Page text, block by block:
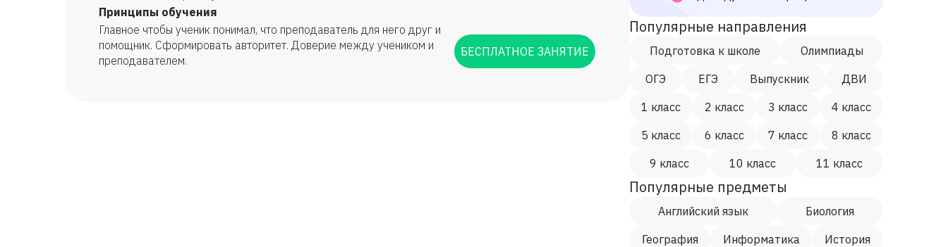
Принципы обучения
Главное чтобы ученик понимал, что преподаватель для него друг и
помощник. Сформировать авторитет. Доверие между учеником и
преподавателем.
БЕСПЛАТНОЕ ЗАНЯТИЕ
Популярные направления
Подготовка к школе
Олимпиады
ОГЭ
ЕГЭ Выпускник
ДВИ
1 класс
2 класс 3 класс
4 класс
5 класс
6 класс 7 класс
8 класс
9 класс
10 класс 11 класс
Популярные предметы
Английский язык
Биология
География
Информатика
История